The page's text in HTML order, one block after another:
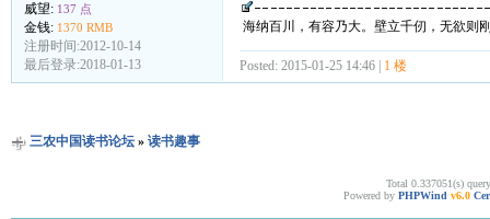
威望: 137 点
金钱: 1370 RMB
注册时间:2012-10-14
最后登录:2018-01-13
海纳百川，有容乃大。壁立千仞，无欲则
Posted: 2015-01-25 14:46 | 1 楼
三农中国读书论坛» 读书趣事
Total 0.337051(s)
Powered by PHPWind v6.0